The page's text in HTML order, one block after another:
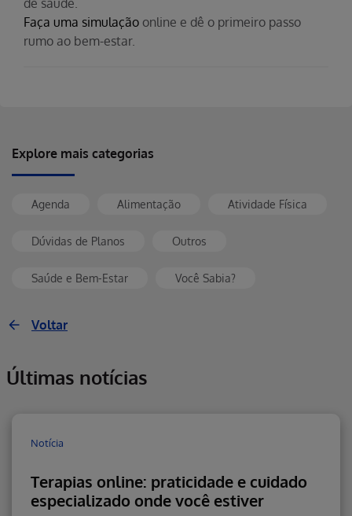
Faça uma simulação online e dê o primeiro passo
rumo ao bem-estar.
Explore mais categorias
Agenda Alimentação Atividade Física
Dúvidas de Planos Outros
Saúde e Bem-Estar Você Sabia?
Voltar
Últimas notícias
Notícia
Terapias online: praticidade e cuidado
especializado onde você estiver